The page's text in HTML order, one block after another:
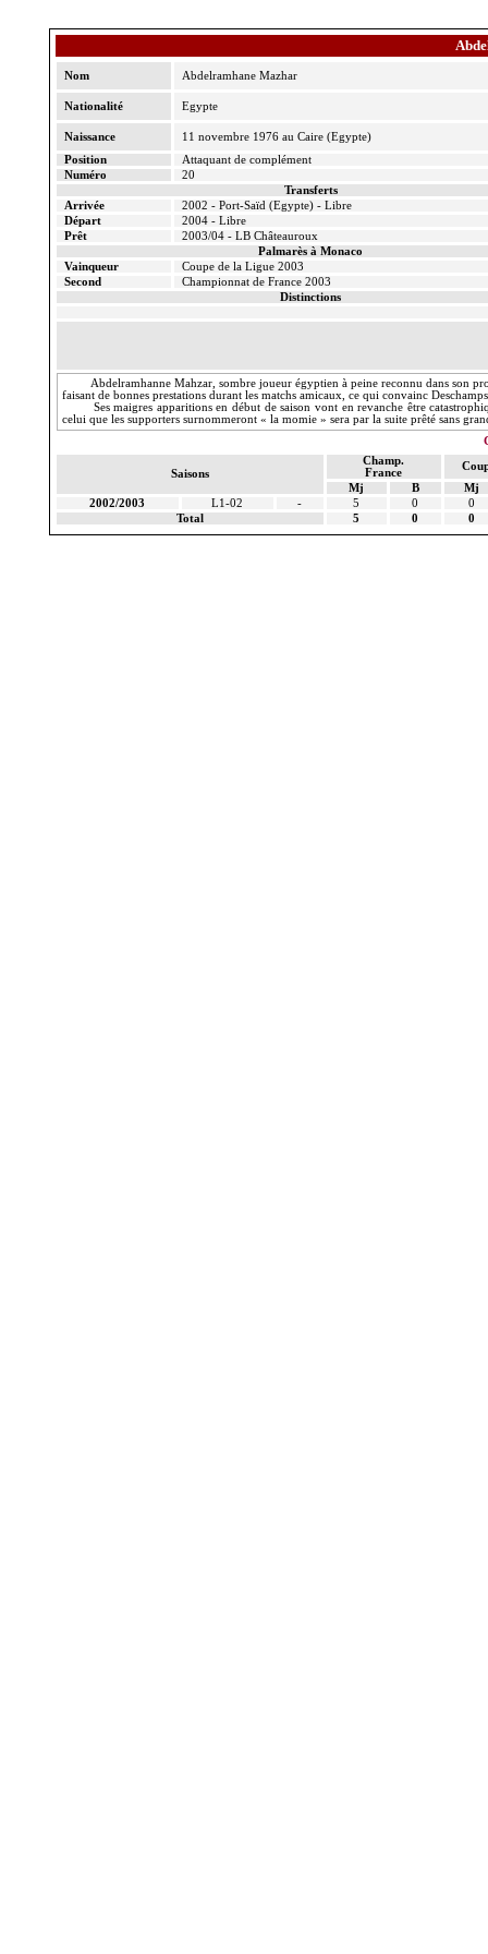
Nom Abdelramhane Mazhar
Nationalité Egypte
Naissance
11 novembre 1976 au Caire (Egypte)
Position
Attaquant de complément
Numéro
20
Transferts
Arrivée
2002 - Port-Saïd (Egypte) - Libre
Départ
2004 - Libre
Prêt
2003/04 - LB Châteauroux
Palmarès à Monaco
Vainqueur
Coupe de la Ligue2003
Second
Championnat de France 2003
Distinctions
Abdelramhanne Mahzar, sombre joueur égyptien à peine reconnu dans son
faisant de bonnes prestations durant les matchs amicaux, ce qui convainc
Ses maigres apparitions en début de saison vont en revanche être
celui que les supporters surnommeront « la momie » sera par la suite prêtésans
Saisons
Champ.
France
Mj
B
Mj
2002/2003
L1-02 - 5 0
0
Total
5 0 0